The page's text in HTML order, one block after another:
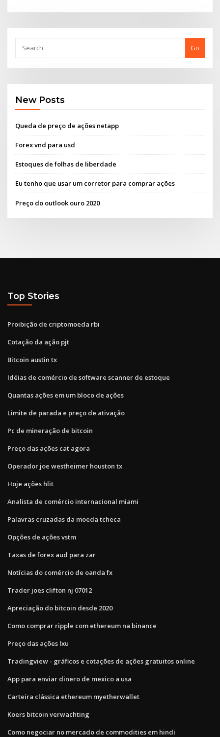
Go
New Posts
Queda de preço de ações netapp
Forex vnd para usd
Estoques de folhas de liberdade
Eu tenho que usar um corretor para comprar ações
Preço do outlook ouro 2020
Top Stories
Proibição de criptomoeda rbi
Cotação da ação pjt
Bitcoin austin tx
Idéias de comércio de software scanner de estoque
Quantas ações em um bloco de ações
Limite de parada e preço de ativação
Pc de mineração de bitcoin
Preço das ações cat agora
Operador joe westheimer houston tx
Hoje ações hlit
Analista de comércio internacional miami
Palavras cruzadas da moeda tcheca
Opções de ações vstm
Taxas de forex aud para zar
Notícias do comércio de oanda fx
Trader joes clifton nj 07012
Apreciação do bitcoin desde 2020
Como comprar ripple com ethereum na binance
Preço das ações lxu
Tradingview - gráficos e cotações de ações gratuitos online
App para enviar dinero de mexico a usa
Carteira clássica ethereum myetherwallet
Koers bitcoin verwachting
Como negociar no mercado de commodities em hindi